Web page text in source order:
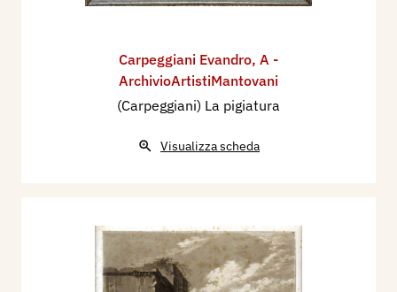
Carpeggiani Evandro, A -
ArchivioArtistiMantovani
(Carpeggiani) La pigiatura
Visualizza scheda